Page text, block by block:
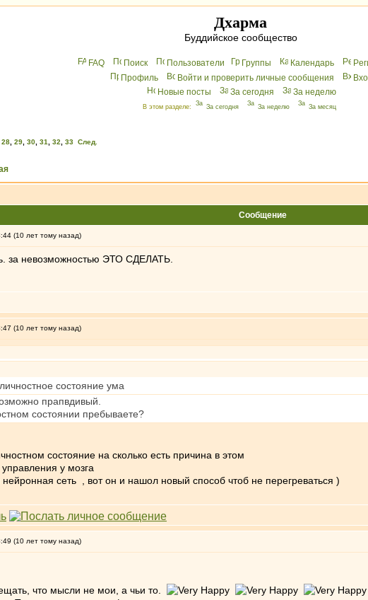
Дхарма
Буддийское сообщество
FAQ Поиск Пользователи Группы Календарь
Профиль
Войти и проверить личные сообщения
Новые посты
За сегодня За неделю
В этом разделе: За сегодня За неделю За месяц
28 29 30 31 32 33 След.
Сообщение
(10 лет тому назад)
за невозможностью ЭТО СДЕЛАТЬ.
(10 лет тому назад)
состояние ума
прапвдивый.
состоянии пребываете?
состояние на сколько есть причина в этом
у мозга
сеть , вот он и нашол новый способ чтоб не перегреваться )
(10 лет тому назад)
что мысли не мои, а чьи то.